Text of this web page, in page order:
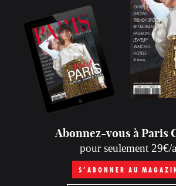
Abonnez-vous à Paris
pour seulement 29€/
S’ABONNER AU